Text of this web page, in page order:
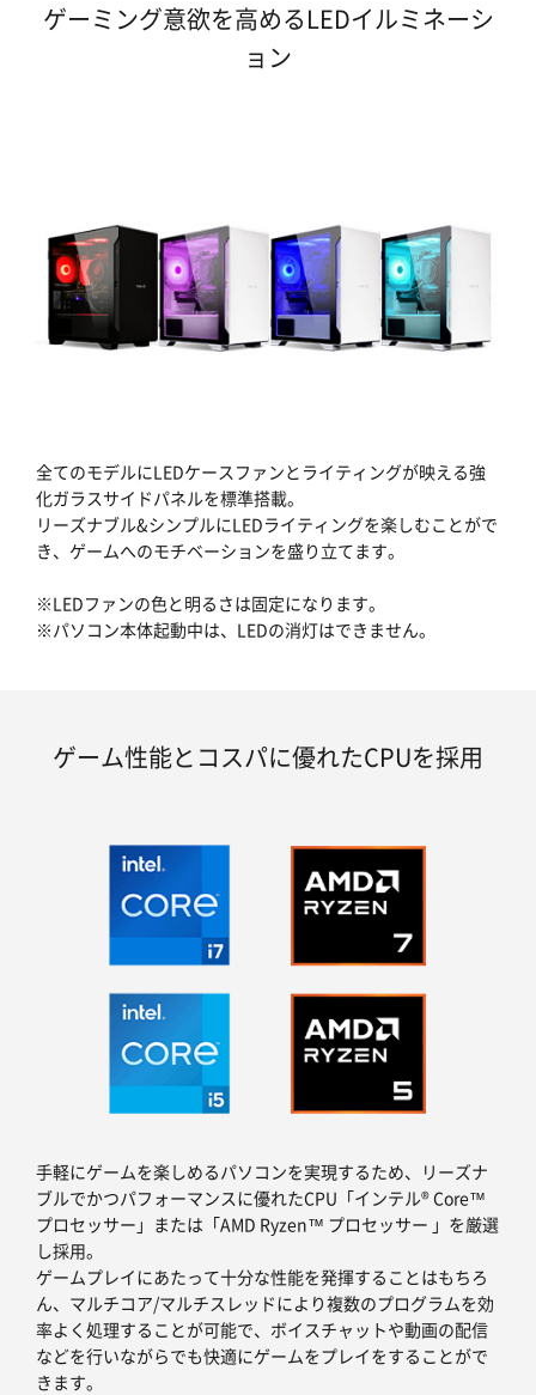
ゲーミング意欲を高めるLEDイルミネーシ
ョン
全てのモデルにLEDケースファンとライティングが映える強
化ガラスサイドパネルを標準搭載。
リーズナブル&シンプルにLEDライティングを楽しむことがで
き、ゲームへのモチベーションを盛り立てます。
※LEDファンの色と明るさは固定になります。
※パソコン本体起動中は、LEDの消灯はできません。
ゲーム性能とコスパに優れたCPUを採用
手軽にゲームを楽しめるパソコンを実現するため、リーズナ
ブルでかつパフォーマンスに優れたCPU「インテル® Core™
プロセッサー」または「AMD Ryzen™ プロセッサー 」を厳選
し採用。
ゲームプレイにあたって十分な性能を発揮することはもちろ
ん、マルチコア/マルチスレッドにより複数のプログラムを効
率よく処理することが可能で、ボイスチャットや動画の配信
などを行いながらでも快適にゲームをプレイをすることがで
きます。